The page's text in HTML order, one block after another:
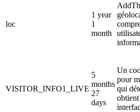
loc
1 year
1
month
VISITOR_INFO1_LIVE
5
months
27
days
Un
pour
qui